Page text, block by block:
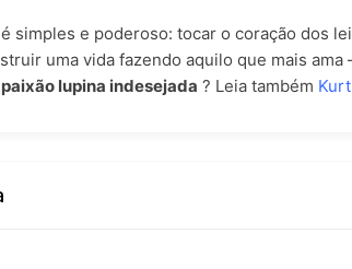
simples e poderoso: tocar o coração dos
uma vida fazendo aquilo que mais
lupina indesejada ? Leia também